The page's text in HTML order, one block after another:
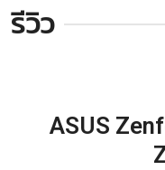
รีวิว
ASUS